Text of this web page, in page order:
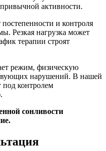
активности.
и контроля
Резкая нагрузка может
терапии строят
режим, физическую
нарушений. В нашей
под контролем
сонливости